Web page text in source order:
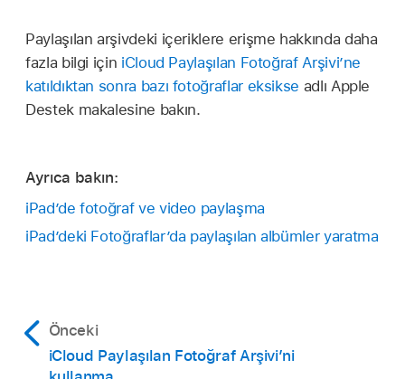
Paylaşılan arşivdeki içeriklere erişme hakkında daha
fazla bilgi için iCloud Paylaşılan Fotoğraf Arşivi’ne
katıldıktan sonra bazı fotoğraflar eksikse adlı Apple
Destek makalesine bakın.
Ayrıca bakın:
iPad’de fotoğraf ve video paylaşma
iPad’deki Fotoğraflar’da paylaşılan albümler yaratma
Önceki
iCloud Paylaşılan Fotoğraf Arşivi’ni